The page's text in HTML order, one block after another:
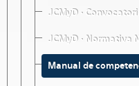
JCMyD ·
JCMyD · Normativa
Manual de